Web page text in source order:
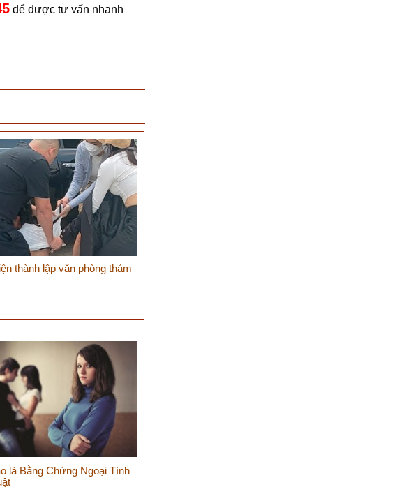
để được tư vấn nhanh
thành lập văn phòng thám
là Bằng Chứng Ngoại Tình